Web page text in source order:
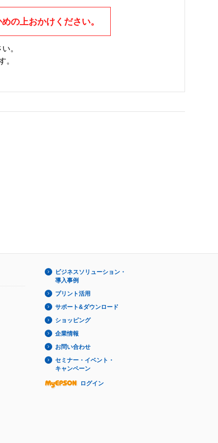
の上おかけください。
。
。
ビジネスソリューション・
導入事例
プリント活用
サポート&ダウンロード
ショッピング
企業情報
お問い合わせ
セミナー・イベント・
キャンペーン
ログイン